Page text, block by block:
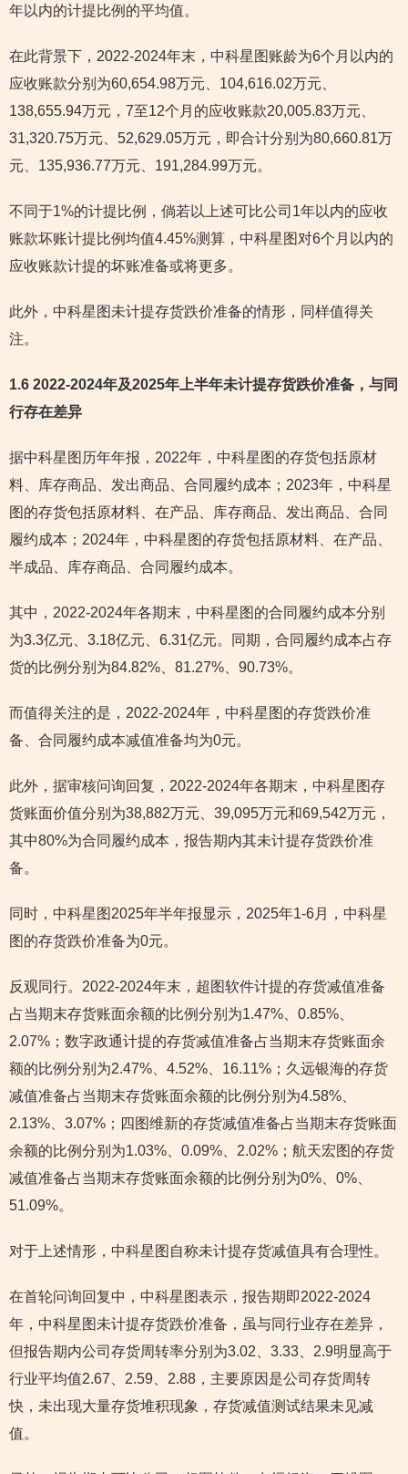
年以内的计提比例的平均值。
在此背景下，2022-2024年末，中科星图账龄为6个月以内的
应收账款分别为60,654.98万元、104,616.02万元、
138,655.94万元，7至12个月的应收账款20,005.83万元、
31,320.75万元、52,629.05万元，即合计分别为80,660.81万
元、135,936.77万元、191,284.99万元。
不同于1%的计提比例，倘若以上述可比公司1年以内的应收
账款坏账计提比例均值4.45%测算，中科星图对6个月以内的
应收账款计提的坏账准备或将更多。
此外，中科星图未计提存货跌价准备的情形，同样值得关
注。
1.6 2022-2024年及2025年上半年未计提存货跌价准备，与同
行存在差异
据中科星图历年年报，2022年，中科星图的存货包括原材
料、库存商品、发出商品、合同履约成本；2023年，中科星
图的存货包括原材料、在产品、库存商品、发出商品、合同
履约成本；2024年，中科星图的存货包括原材料、在产品、
半成品、库存商品、合同履约成本。
其中，2022-2024年各期末，中科星图的合同履约成本分别
为3.3亿元、3.18亿元、6.31亿元。同期，合同履约成本占存
货的比例分别为84.82%、81.27%、90.73%。
而值得关注的是，2022-2024年，中科星图的存货跌价准
备、合同履约成本减值准备均为0元。
此外，据审核问询回复，2022-2024年各期末，中科星图存
货账面价值分别为38,882万元、39,095万元和69,542万元，
其中80%为合同履约成本，报告期内其未计提存货跌价准
备。
同时，中科星图2025年半年报显示，2025年1-6月，中科星
图的存货跌价准备为0元。
反观同行。2022-2024年末，超图软件计提的存货减值准备
占当期末存货账面余额的比例分别为1.47%、0.85%、
2.07%；数字政通计提的存货减值准备占当期末存货账面余
额的比例分别为2.47%、4.52%、16.11%；久远银海的存货
减值准备占当期末存货账面余额的比例分别为4.58%、
2.13%、3.07%；四图维新的存货减值准备占当期末存货账面
余额的比例分别为1.03%、0.09%、2.02%；航天宏图的存货
减值准备占当期末存货账面余额的比例分别为0%、0%、
51.09%。
对于上述情形，中科星图自称未计提存货减值具有合理性。
在首轮问询回复中，中科星图表示，报告期即2022-2024
年，中科星图未计提存货跌价准备，虽与同行业存在差异，
但报告期内公司存货周转率分别为3.02、3.33、2.9明显高于
行业平均值2.67、2.59、2.88，主要原因是公司存货周转
快，未出现大量存货堆积现象，存货减值测试结果未见减
值。